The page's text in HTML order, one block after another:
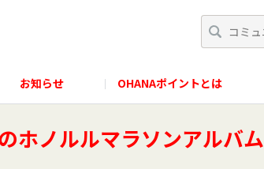
お知らせ OHANAポイントとは
ホノルルマラソンアルバム